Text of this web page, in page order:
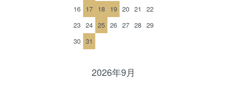
16 17 18 19 20 21
22
23 24 25 26 27 28 29
30 31
2026年9月